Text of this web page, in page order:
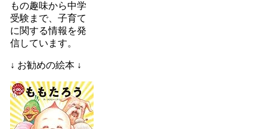
もの趣味から中学
受験まで、子育て
に関する情報を発
信しています。
↓ お勧めの絵本 ↓